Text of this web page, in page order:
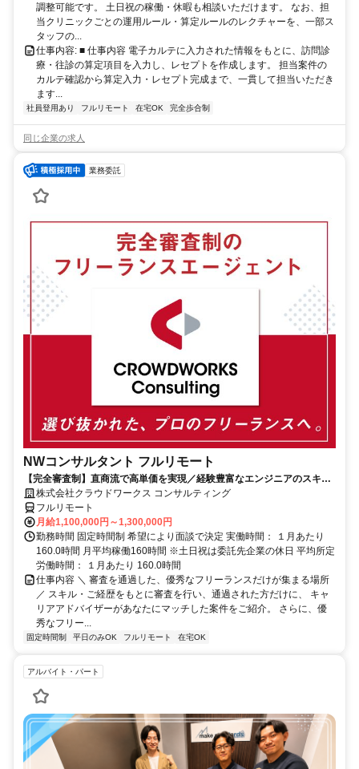
調整可能です。 土日祝の稼働・休暇も相談いただけます。 なお、担
当クリニックごとの運用ルール・算定ルールのレクチャーを、一部ス
タッフの...
仕事内容: ■ 仕事内容 電子カルテに入力された情報をもとに、訪問診
療・往診の算定項目を入力し、レセプトを作成します。 担当案件の
カルテ確認から算定入力・レセプト完成まで、一貫して担当いただき
ます...
社員登用あり フルリモート 在宅OK 完全歩合制
同じ企業の求人
業務委託
NWコンサルタント フルリモート
【完全審査制】直商流で高単価を実現／経験豊富なエンジニアのスキル
に合致した案件を多数保有
株式会社クラウドワークス コンサルティング
フルリモート
月給1,100,000円～1,300,000円
勤務時間 固定時間制 希望により面談で決定 実働時間： １月あたり
160.0時間 月平均稼働160時間 ※土日祝は委託先企業の休日 平均所定
労働時間： １月あたり 160.0時間
仕事内容 ＼ 審査を通過した、優秀なフリーランスだけが集まる場所
／ スキル・ご経歴をもとに審査を行い、通過された方だけに、 キャ
リアアドバイザーがあなたにマッチした案件をご紹介。 さらに、優
秀なフリー...
固定時間制 平日のみOK フルリモート 在宅OK
アルバイト・パート